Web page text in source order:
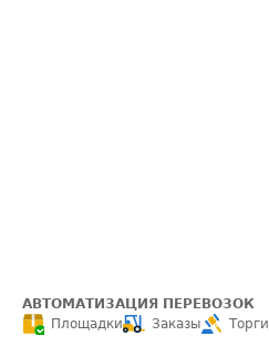
АВТОМАТИЗАЦИЯ ПЕРЕВОЗОК
Площадки
Заказы Торги